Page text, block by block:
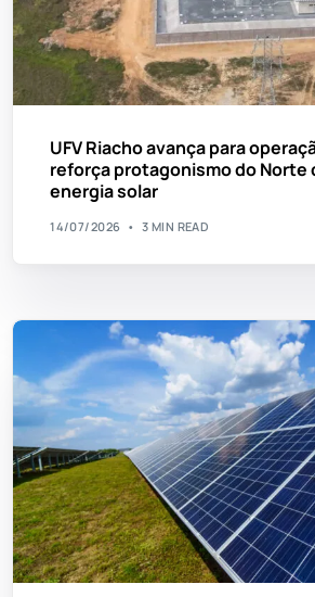
UFV Riacho avança para
reforça protagonismo do Norte
energia solar
14/07/2026 3 MIN READ